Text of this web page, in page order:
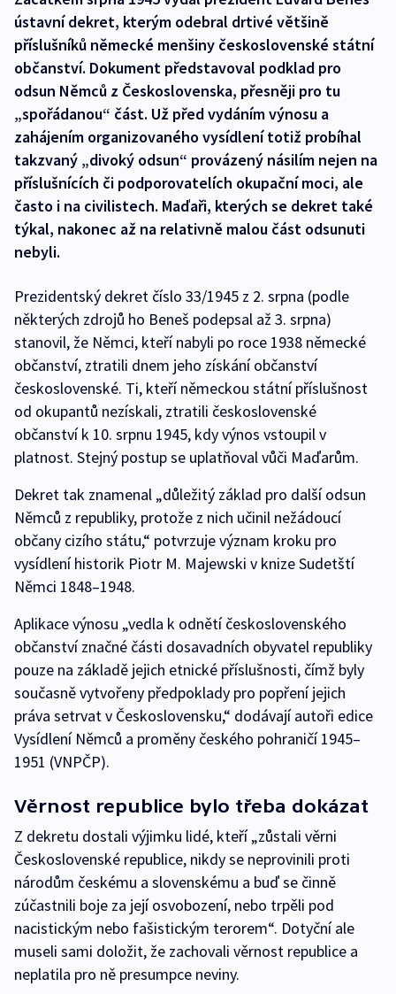
ústavní dekret, kterým odebral drtivé většině
příslušníků německé menšiny československé státní
občanství. Dokument představoval podklad pro
odsun Němců z Československa, přesněji pro tu
„spořádanou“ část. Už před vydáním výnosu a
zahájením organizovaného vysídlení totiž probíhal
takzvaný „divoký odsun“ provázený násilím nejen na
příslušnících či podporovatelích okupační moci, ale
často i na civilistech. Maďaři, kterých se dekret také
týkal, nakonec až na relativně malou část odsunuti
nebyli.
Prezidentský dekret číslo 33/1945 z 2. srpna (podle
některých zdrojů ho Beneš podepsal až 3. srpna)
stanovil, že Němci, kteří nabyli po roce 1938 německé
občanství, ztratili dnem jeho získání občanství
československé. Ti, kteří německou státní příslušnost
od okupantů nezískali, ztratili československé
občanství k 10. srpnu 1945, kdy výnos vstoupil v
platnost. Stejný postup se uplatňoval vůči Maďarům.
Dekret tak znamenal „důležitý základ pro další odsun
Němců z republiky, protože z nich učinil nežádoucí
občany cizího státu,“ potvrzuje význam kroku pro
vysídlení historik Piotr M. Majewski v knize Sudetští
Němci 1848–1948.
Aplikace výnosu „vedla k odnětí československého
občanství značné části dosavadních obyvatel republiky
pouze na základě jejich etnické příslušnosti, čímž byly
současně vytvořeny předpoklady pro popření jejich
práva setrvat v Československu,“ dodávají autoři edice
Vysídlení Němců a proměny českého pohraničí 1945–
1951 (VNPČP).
Věrnost republice bylo třeba dokázat
Z dekretu dostali výjimku lidé, kteří „zůstali věrni
Československé republice, nikdy se neprovinili proti
národům českému a slovenskému a buď se činně
zúčastnili boje za její osvobození, nebo trpěli pod
nacistickým nebo fašistickým terorem“. Dotyční ale
museli sami doložit, že zachovali věrnost republice a
neplatila pro ně presumpce neviny.